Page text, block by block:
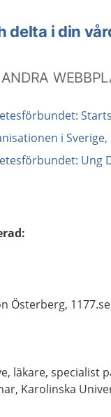
delta i din
i Sverige,
Ung
:
Österberg,
läkare, specialist
Karolinska